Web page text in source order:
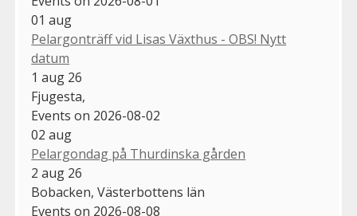
01 aug
Pelargonträff vid Lisas Växthus - OBS! Nytt
datum
1 aug 26
Fjugesta,
Events on 2026-08-02
02 aug
Pelargondag på Thurdinska gården
2 aug 26
Bobacken, Västerbottens län
Events on 2026-08-08